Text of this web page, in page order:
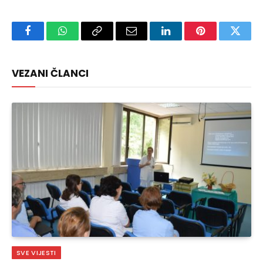
FacebookWhatsAppCopy
Email LinkedInPinterest
VEZANI ČLANCI
SVE VIJESTI